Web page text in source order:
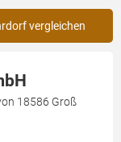
vergleichen
18586 Groß